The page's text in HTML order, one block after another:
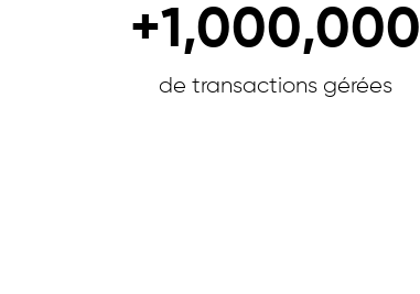
de transactions gérées
+1,000,000